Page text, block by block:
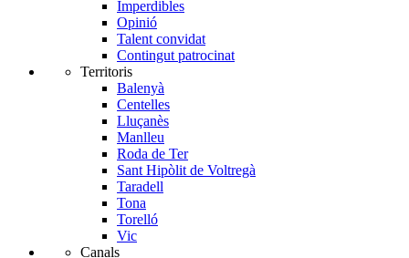
Imperdibles
Opinió
Talent convidat
Contingut patrocinat
Territoris
Balenyà
Centelles
Lluçanès
Manlleu
Roda de Ter
Sant Hipòlit de Voltregà
Taradell
Tona
Torelló
Vic
Canals